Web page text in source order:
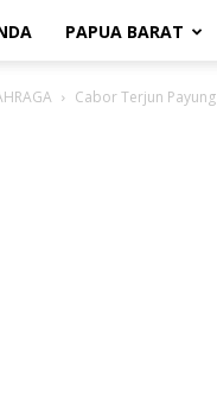
PAPUA BARAT
Cabor Terjun